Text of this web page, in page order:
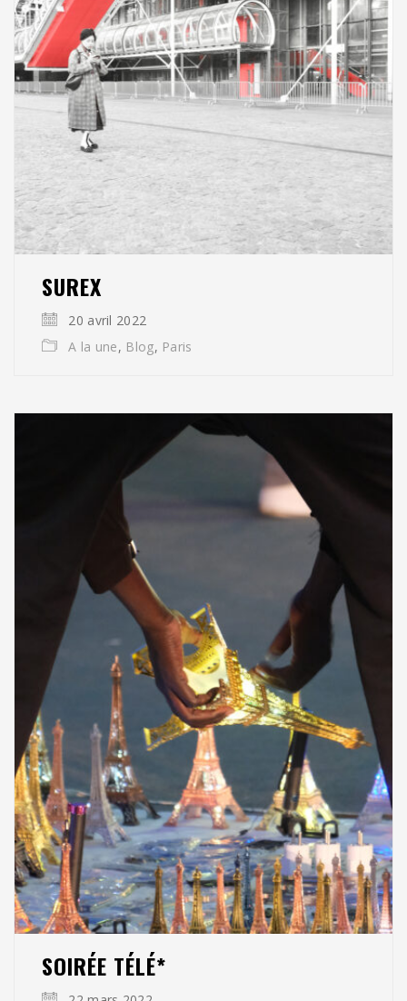
SUREX
20 avril 2022
A la une, Blog, Paris
SOIRÉE TÉLÉ*